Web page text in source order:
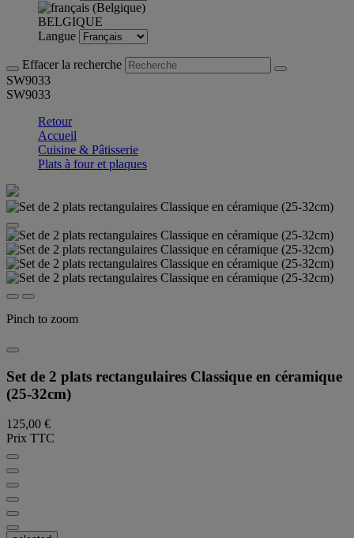
BELGIQUE
Langue
Effacer la recherche
SW9033
SW9033
Retour
Accueil
Cuisine & Pâtisserie
Plats à four et plaques
Pinch to zoom
Set de 2 plats rectangulaires Classique en céramique
(25-32cm)
125,00 €
Prix TTC